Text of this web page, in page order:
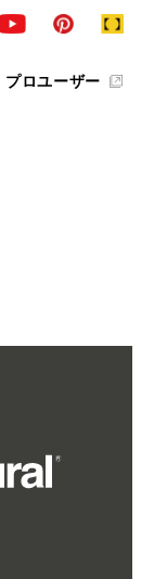
プロユーザー